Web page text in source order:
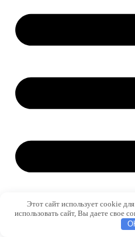
Этот сайт использует cookie
использовать сайт, Вы даете свое